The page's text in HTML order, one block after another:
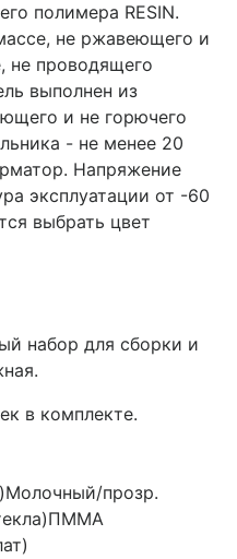
полимера RESIN.
не ржавеющего и
не проводящего
выполнен из
и не горючего
- не менее 20
Напряжение
эксплуатации от -60
выбрать цвет
набор для сборки и
в комплекте.
Молочный/прозр.
ПММА